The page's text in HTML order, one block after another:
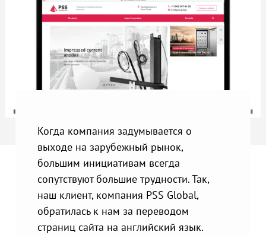
Когда компания задумывается о
выходе на зарубежный рынок,
большим инициативам всегда
сопутствуют большие трудности. Так,
наш клиент, компания PSS Global,
обратилась к нам за переводом
страниц сайта на английский язык.